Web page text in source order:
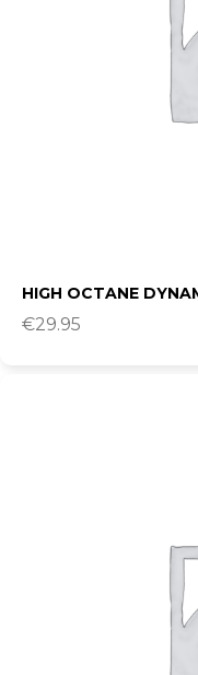
HIGH OCTANE
€29.95